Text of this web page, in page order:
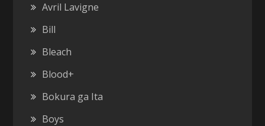
Avril Lavigne
Bill
Bleach
Blood+
Bokura ga Ita
Boys